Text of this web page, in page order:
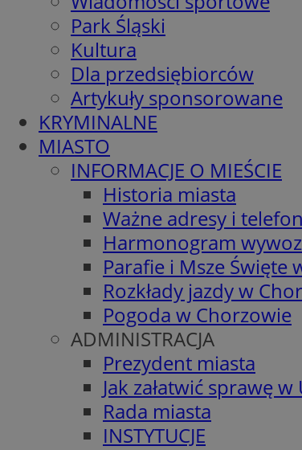
Park Śląski
Kultura
Dla przedsiębiorców
Artykuły sponsorowane
KRYMINALNE
MIASTO
INFORMACJE O MIEŚCIE
Historia miasta
Ważne adresy i
Harmonogram
Parafie i Msze Święte
Rozkłady jazdy w
Pogoda w Chorzowie
ADMINISTRACJA
Prezydent miasta
Jak załatwić sprawę
Rada miasta
INSTYTUCJE